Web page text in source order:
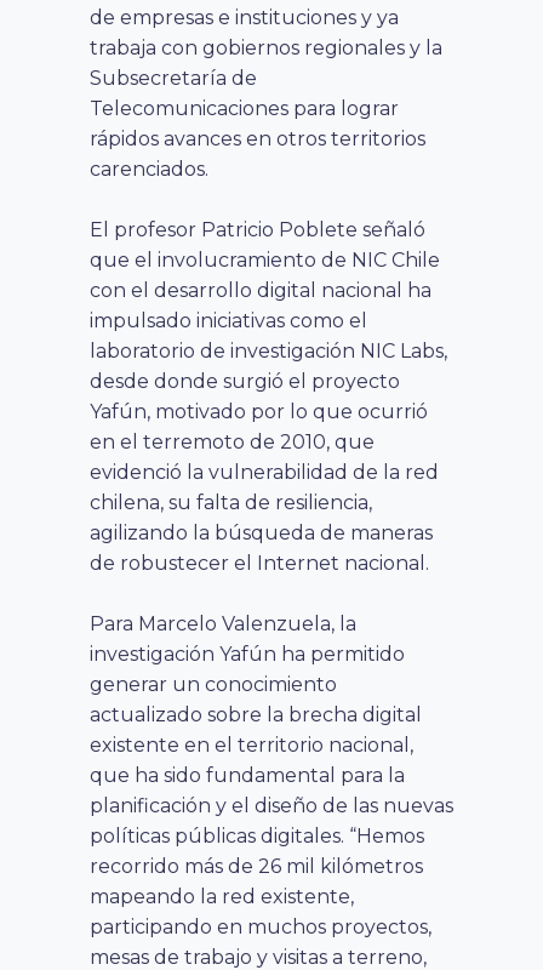
de empresas e instituciones y ya
trabaja con gobiernos regionales y la
Subsecretaría de
Telecomunicaciones para lograr
rápidos avances en otros territorios
carenciados.
El profesor Patricio Poblete señaló
que el involucramiento de NIC Chile
con el desarrollo digital nacional ha
impulsado iniciativas como el
laboratorio de investigación NIC Labs,
desde donde surgió el proyecto
Yafún, motivado por lo que ocurrió
en el terremoto de 2010, que
evidenció la vulnerabilidad de la red
chilena, su falta de resiliencia,
agilizando la búsqueda de maneras
de robustecer el Internet nacional.
Para Marcelo Valenzuela, la
investigación Yafún ha permitido
generar un conocimiento
actualizado sobre la brecha digital
existente en el territorio nacional,
que ha sido fundamental para la
planificación y el diseño de las nuevas
políticas públicas digitales. “Hemos
recorrido más de 26 mil kilómetros
mapeando la red existente,
participando en muchos proyectos,
mesas de trabajo y visitas a terreno,